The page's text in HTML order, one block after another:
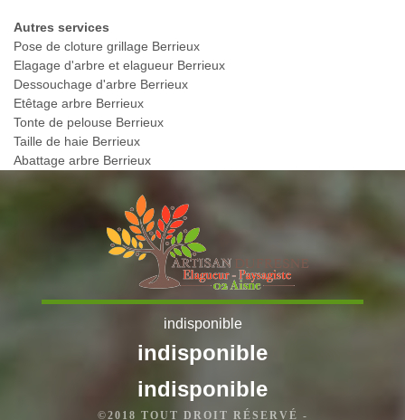
Autres services
Pose de cloture grillage Berrieux
Elagage d'arbre et elagueur Berrieux
Dessouchage d'arbre Berrieux
Etêtage arbre Berrieux
Tonte de pelouse Berrieux
Taille de haie Berrieux
Abattage arbre Berrieux
indisponible
indisponible
indisponible
©2018 TOUT DROIT RÉSERVÉ -